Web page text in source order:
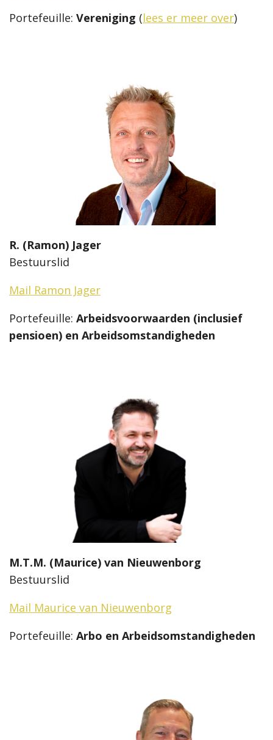
Portefeuille: Vereniging (lees er meer over)
R. (Ramon) Jager
Bestuurslid
Mail Ramon Jager
Portefeuille: Arbeidsvoorwaarden (inclusief
pensioen) en Arbeidsomstandigheden
M.T.M. (Maurice) van Nieuwenborg
Bestuurslid
Mail Maurice van Nieuwenborg
Portefeuille: Arbo en Arbeidsomstandigheden